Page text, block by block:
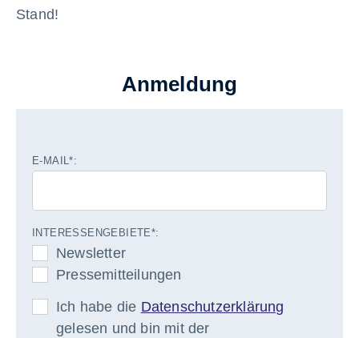
Stand!
Anmeldung
E-MAIL*:
INTERESSENGEBIETE*:
Newsletter
Pressemitteilungen
Ich habe die Datenschutzerklärung
gelesen und bin mit der